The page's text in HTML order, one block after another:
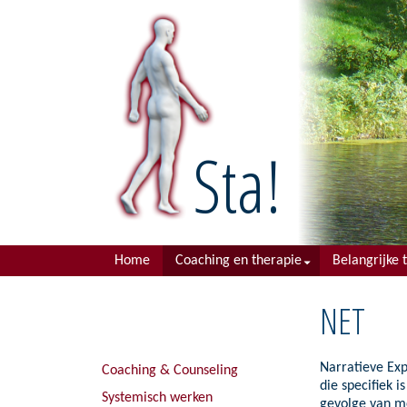
Sta!
MainHome Coaching en therapie Belangrijke
Symptomen
Studie
NET
Narratieve
die specifiek
gevolge van
Coaching & Counseling
Systemisch werken